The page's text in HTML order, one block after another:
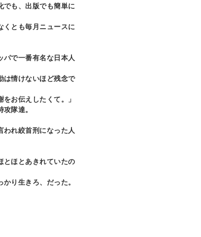
でも、出版でも簡単に
くとも毎月ニュースに
パで一番有名な日本人
は情けないほど残念で
お伝えしたくて。」
隊達。
われ絞首刑になった人
とほとあきれていたの
り生きろ、だった。